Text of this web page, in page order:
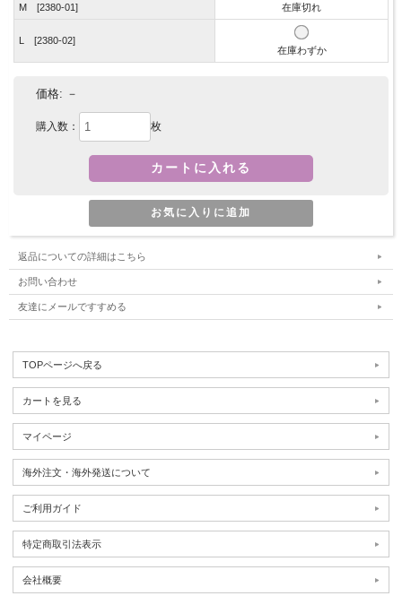
M [2380-01] 在庫切れ
L [2380-02]
在庫わずか
価格: －
購入数： 枚
返品についての詳細はこちら
お問い合わせ
友達にメールですすめる
TOPページへ戻る
カートを見る
マイページ
海外注文・海外発送について
ご利用ガイド
特定商取引法表示
会社概要